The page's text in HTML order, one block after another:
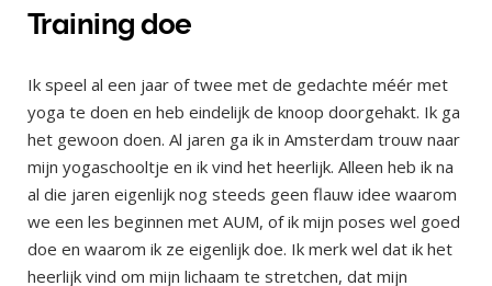
Training doe
Ik speel al een jaar of twee met de gedachte méér met
yoga te doen en heb eindelijk de knoop doorgehakt. Ik ga
het gewoon doen. Al jaren ga ik in Amsterdam trouw naar
mijn yogaschooltje en ik vind het heerlijk. Alleen heb ik na
al die jaren eigenlijk nog steeds geen flauw idee waarom
we een les beginnen met AUM, of ik mijn poses wel goed
doe en waarom ik ze eigenlijk doe. Ik merk wel dat ik het
heerlijk vind om mijn lichaam te stretchen, dat mijn